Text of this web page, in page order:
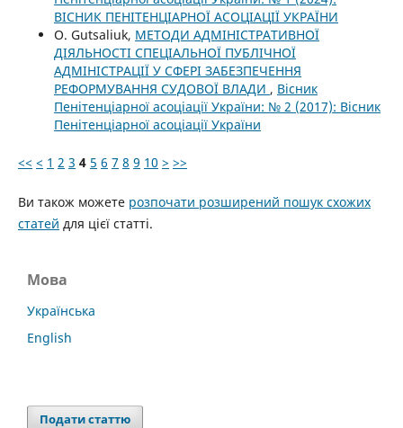
ВІСНИК ПЕНІТЕНЦІАРНОЇ АСОЦІАЦІЇ УКРАЇНИ
O. Gutsaliuk, МЕТОДИ АДМІНІСТРАТИВНОЇ
ДІЯЛЬНОСТІ СПЕЦІАЛЬНОЇ ПУБЛІЧНОЇ
АДМІНІСТРАЦІЇ У СФЕРІ ЗАБЕЗПЕЧЕННЯ
РЕФОРМУВАННЯ СУДОВОЇ ВЛАДИ , Вісник
Пенітенціарної асоціації України: № 2 (2017): Вісник
Пенітенціарної асоціації України
<< < 1 2 3 4 5 6 7 8 9 10 > >>
Ви також можете розпочати розширений пошук схожих
статей для цієї статті.
Мова
Українська
English
Подати статтю